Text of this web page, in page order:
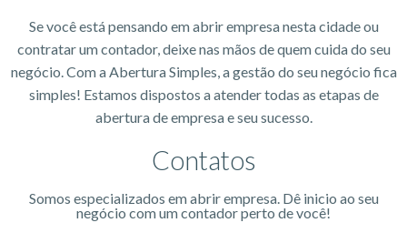
Se você está pensando em abrir empresa nesta cidade ou
contratar um contador, deixe nas mãos de quem cuida do seu
negócio. Com a Abertura Simples, a gestão do seu negócio fica
simples! Estamos dispostos a atender todas as etapas de
abertura de empresa e seu sucesso.
Contatos
Somos especializados em abrir empresa. Dê inicio ao seu
negócio com um contador perto de você!